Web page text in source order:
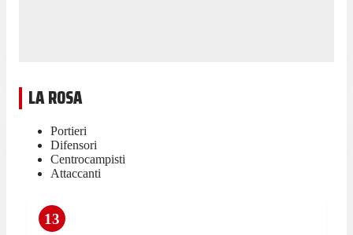
LA ROSA
Portieri
Difensori
Centrocampisti
Attaccanti
13